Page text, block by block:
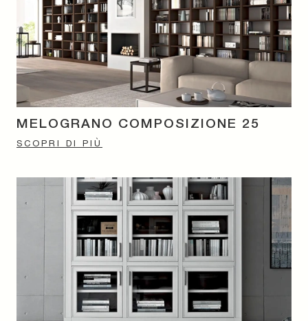
MELOGRANO COMPOSIZIONE 25
SCOPRI DI PIÙ